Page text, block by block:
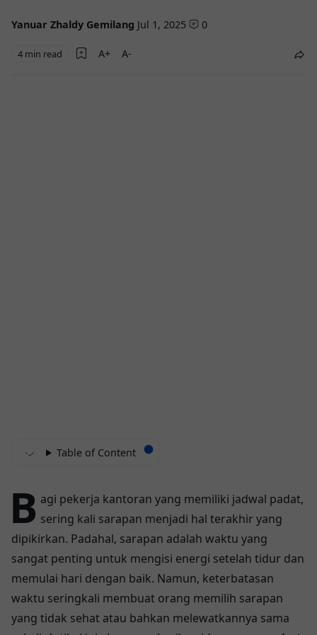
Yanuar Zhaldy Gemilang Jul 1, 2025 0
4 min read
Table of Content
B agi pekerja kantoran yang memiliki jadwal padat,
sering kali sarapan menjadi hal terakhir yang
dipikirkan. Padahal, sarapan adalah waktu yang
sangat penting untuk mengisi energi setelah tidur dan
memulai hari dengan baik. Namun, keterbatasan
waktu seringkali membuat orang memilih sarapan
yang tidak sehat atau bahkan melewatkannya sama